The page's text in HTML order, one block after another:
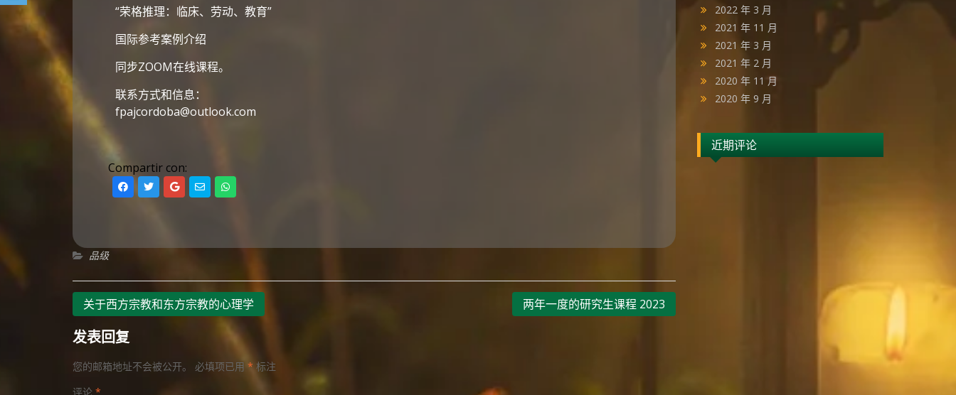
“荣格推理：临床、劳动、教育”
国际参考案例介绍
同步ZOOM在线课程。
联系方式和信息：
fpajcordoba@outlook.com
Compartir con:
品级
关于西方宗教和东方宗教的心理学 两年一度的研究生课程 2023
发表回复
您的邮箱地址不会被公开。 必填项已用 * 标注
评论 *
2022 年 3 月
2021 年 11 月
2021 年 3 月
2021 年 2 月
2020 年 11 月
2020 年 9 月
近期评论